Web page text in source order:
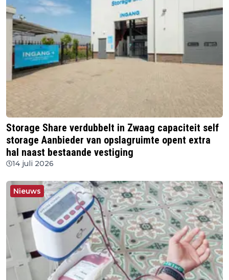
Storage Share verdubbelt in Zwaag capaciteit self
storage Aanbieder van opslagruimte opent extra
hal naast bestaande vestiging
14 juli 2026
Nieuws